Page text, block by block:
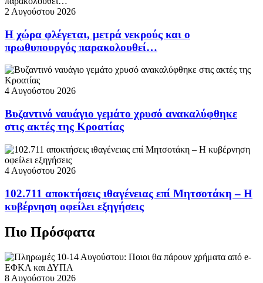
2 Αυγούστου 2026
Η χώρα φλέγεται, μετρά νεκρούς και ο
πρωθυπουργός παρακολουθεί…
4 Αυγούστου 2026
Βυζαντινό ναυάγιο γεμάτο χρυσό ανακαλύφθηκε
στις ακτές της Κροατίας
4 Αυγούστου 2026
102.711 αποκτήσεις ιθαγένειας επί Μητσοτάκη – Η
κυβέρνηση οφείλει εξηγήσεις
Πιο Πρόσφατα
8 Αυγούστου 2026